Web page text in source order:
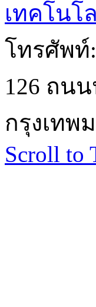
เทคโนโ
โทรศัพท์:
126 ถน
กรุงเทพ
Scroll to